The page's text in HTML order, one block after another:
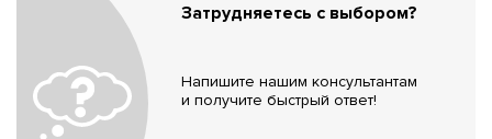
Затрудняетесь с выбором?
Напишите нашим консультантам
и получите быстрый ответ!